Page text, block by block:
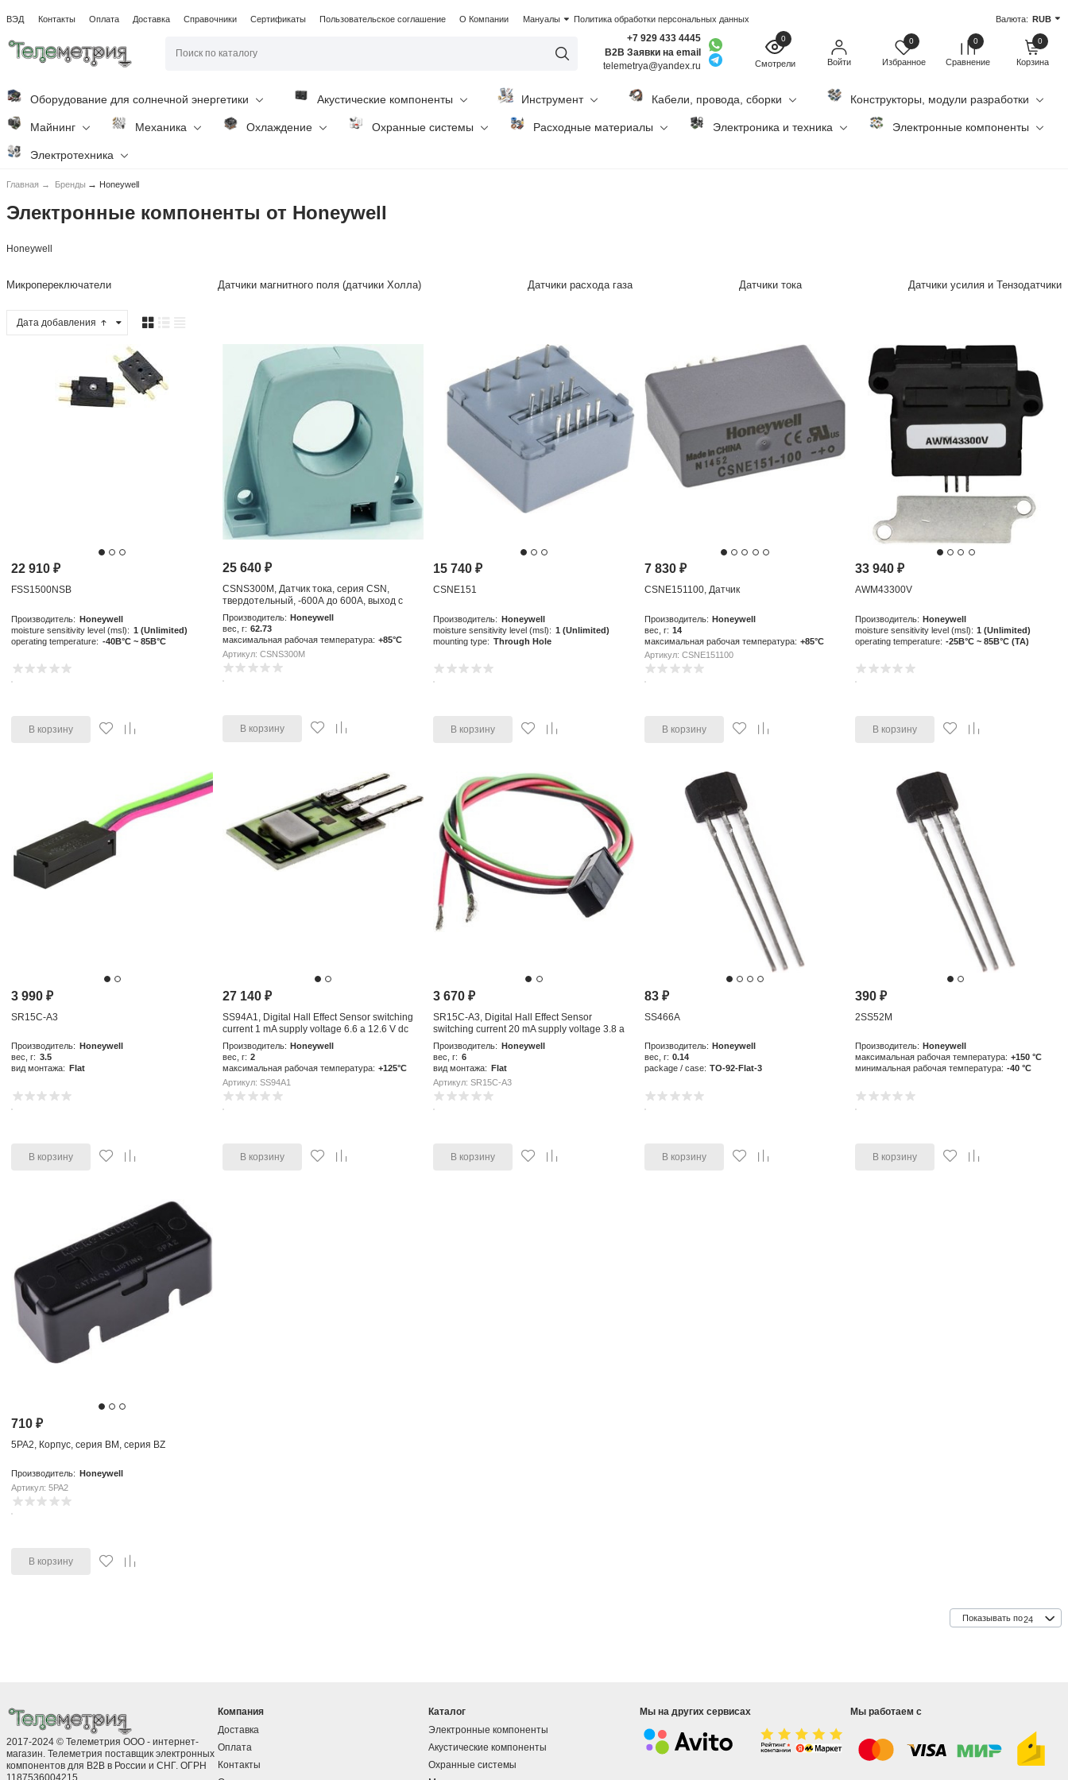
ВЭД Контакты Оплата Доставка Справочники Сертификаты Пользовательское соглашение О Компании Мануалы Политика обработки персональных данных Валюта: RUB
+7 929 433 4445
B2B Заявки на email
telemetrya@yandex.ru
0
Смотрели Войти
0
Избранное
0
Сравнение
0
Корзина
Оборудование для солнечной энергетики Акустические компоненты Инструмент Кабели, провода, сборки Конструкторы, модули разработки
Майнинг Механика Охлаждение Охранные системы Расходные материалы Электроника и техника Электронные компоненты
Электротехника
Главная → Бренды → Honeywell
Электронные компоненты от Honeywell
Honeywell
Микропереключатели Датчики магнитного поля (датчики Холла) Датчики расхода газа Датчики тока Датчики усилия и Тензодатчики
Дата добавления
22 910₽
FSS1500NSB
Производитель: Honeywell
moisture sensitivity level (msl): 1 (Unlimited)
operating temperature: -40В°C ~ 85В°C
В корзину
25 640 ₽
CSNS300M, Датчик тока, серия CSN,
твердотельный, -600А до 600A, выход с
закрытым контуром, 12В DC до
Производитель: Honeywell
вес, г: 62.73
максимальная рабочая температура: +85°C
Артикул: CSNS300M
В корзину
15 740₽
CSNE151
Производитель: Honeywell
moisture sensitivity level (msl): 1 (Unlimited)
mounting type: Through Hole
В корзину
7 830 ₽
CSNE151100, Датчик
Производитель: Honeywell
вес, г: 14
максимальная рабочая температура: +85°C
Артикул: CSNE151100
В корзину
33 940₽
AWM43300V
Производитель: Honeywell
moisture sensitivity level (msl): 1 (Unlimited)
operating temperature: -25В°C ~ 85В°C (TA)
В корзину
3 990₽
SR15C-A3
Производитель:
Honeywell
вес, г: 3.5
вид монтажа:
Flat
В корзину
27 140 ₽
SS94A1, Digital Hall Effect Sensor switching
current 1 mA supply voltage 6.6 a 12.6 V dc
Производитель: Honeywell
вес, г: 2
максимальная рабочая температура: +125°C
Артикул: SS94A1
В корзину
3 670₽
SR15C-A3, Digital Hall Effect Sensor
switching current 20 mA supply voltage 3.8 a
30 V dc
Производитель:
Honeywell
вес, г: 6
вид монтажа:
Flat
Артикул: SR15C-A3
В корзину
83 ₽
SS466A
Производитель: Honeywell
вес, г: 0.14
package / case: TO-92-Flat-3
В корзину
390₽
2SS52M
Производитель: Honeywell
максимальная рабочая температура: +150 °C
минимальная рабочая температура: -40 °C
В корзину
710₽
5PA2, Корпус, серия BM, серия BZ
Производитель:
Honeywell
Артикул: 5PA2
В корзину
Показывать по24
2017-2024 © Телеметрия ООО - интернет-
магазин. Телеметрия поставщик электронных
компонентов для B2B в России и СНГ. ОГРН
Компания
Доставка
Оплата
Контакты
Каталог
Электронные компоненты
Акустические компоненты
Охранные системы
Мы на других сервисах Мы работаем с